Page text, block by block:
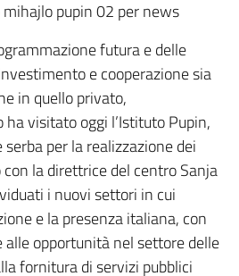
futura e delle
e cooperazione sia
in quello privato,
ha visitato oggi l’Istituto Pupin,
per la realizzazione dei
la direttrice del centro Sanja
i nuovi settori in cui
e la presenza italiana, con
opportunità nel settore delle
fornitura di servizi pubblici